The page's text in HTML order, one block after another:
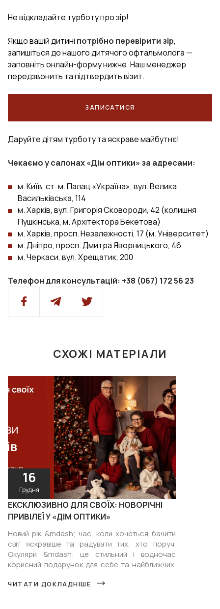
Не відкладайте турботу про зір!
Якщо вашій дитині потрібно перевірити зір,
запишіться до нашого дитячого офтальмолога —
заповніть онлайн-форму нижче. Наш менеджер
передзвонить та підтвердить візит.
ЗАПИСАТИСЯ
Даруйте дітям турботу та яскраве майбутнє!
Чекаємо у салонах «Дім оптики» за адресами:
м. Київ, ст. м. Палац «Україна», вул. Велика
Васильківська, 114
м. Харків, вул. Григорія Сковороди, 42 (колишня
Пушкінська, м. Архітектора Бекетова)
м. Харків, просп. Незалежності, 17 (м. Університет)
м. Дніпро, просп. Дмитра Яворницького, 46
м. Черкаси, вул. Хрещатик, 200
Телефон для консультацій: +38 (067) 172 56 23
СХОЖІ МАТЕРІАЛИ
16
Грудня
ЕКСКЛЮЗИВНО ДЛЯ СВОЇХ: НОВОРІЧНІ
ПРИВІЛЕЇ У «ДІМ ОПТИКИ»
Новий рік &mdash; час, коли хочеться бачити
світ яскравіше та радувати тих, хто поруч.
Окуляри &mdash; це стильний і водночас
корисний подарунок для себе та найближчих.
ЧИТАТИ ДОКЛАДНІШЕ